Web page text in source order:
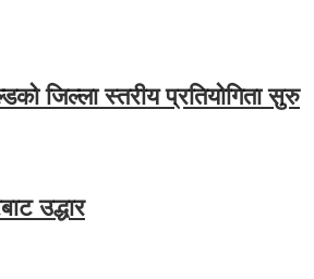
जिल्ला स्तरीय प्रतियोगिता सुरु
उद्धार